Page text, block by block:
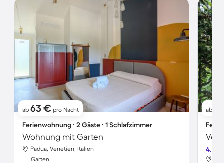
ab 63 € pro Nacht
Ferienwohnung ∙ 2 Gäste ∙ 1 Schlafzimmer
Wohnung mit Garten
Padua, Venetien, Italien
Garten
ab
4.6